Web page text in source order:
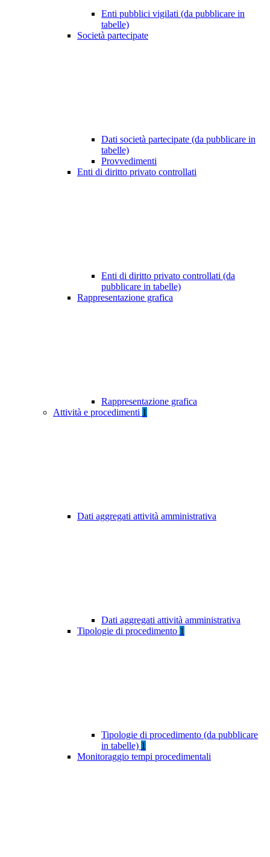
Enti pubblici vigilati (da pubblicare in
tabelle)
Società partecipate
Dati società partecipate (da pubblicare in
tabelle)
Provvedimenti
Enti di diritto privato controllati
Enti di diritto privato controllati (da
pubblicare in tabelle)
Rappresentazione grafica
Rappresentazione grafica
Attività e procedimenti 1
Dati aggregati attività amministrativa
Dati aggregati attività amministrativa
Tipologie di procedimento 1
Tipologie di procedimento (da pubblicare
in tabelle) 1
Monitoraggio tempi procedimentali